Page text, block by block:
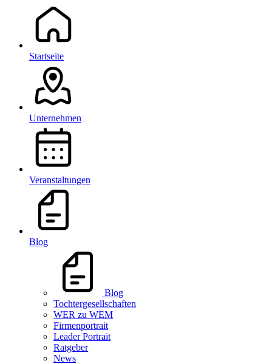
Startseite
Unternehmen
Veranstaltungen
Blog
Blog
Tochtergesellschaften
WER zu WEM
Firmenportrait
Leader Portrait
Ratgeber
News